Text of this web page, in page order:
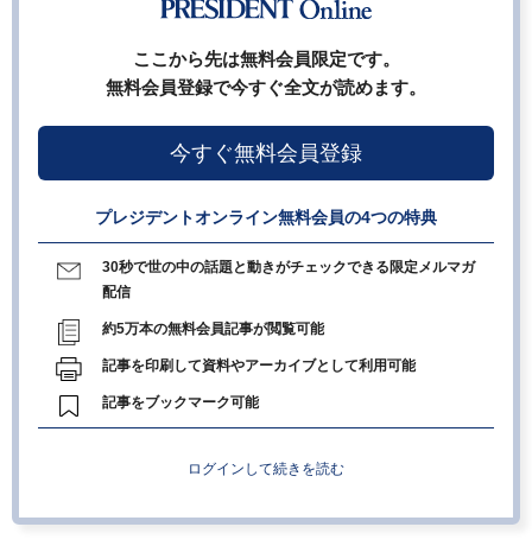
ここから先は無料会員限定です。
無料会員登録で今すぐ全文が読めます。
今すぐ無料会員登録
プレジデントオンライン無料会員の4つの特典
30秒で世の中の話題と動きがチェックできる限定メルマガ
配信
約5万本の無料会員記事が閲覧可能
記事を印刷して資料やアーカイブとして利用可能
記事をブックマーク可能
ログインして続きを読む